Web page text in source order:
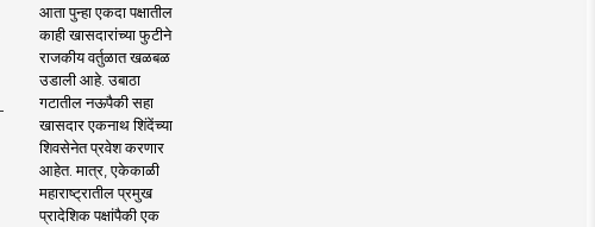
आता पुन्हा एकदा पक्षातील
काही खासदारांच्या फुटीने
राजकीय वर्तुळात खळबळ
उडाली आहे. उबाठा
गटातील नऊपैकी सहा
खासदार एकनाथ शिंदेंच्या
शिवसेनेत प्रवेश करणार
आहेत. मात्र, एकेकाळी
महाराष्ट्रातील प्रमुख
प्रादेशिक पक्षांपैकी एक